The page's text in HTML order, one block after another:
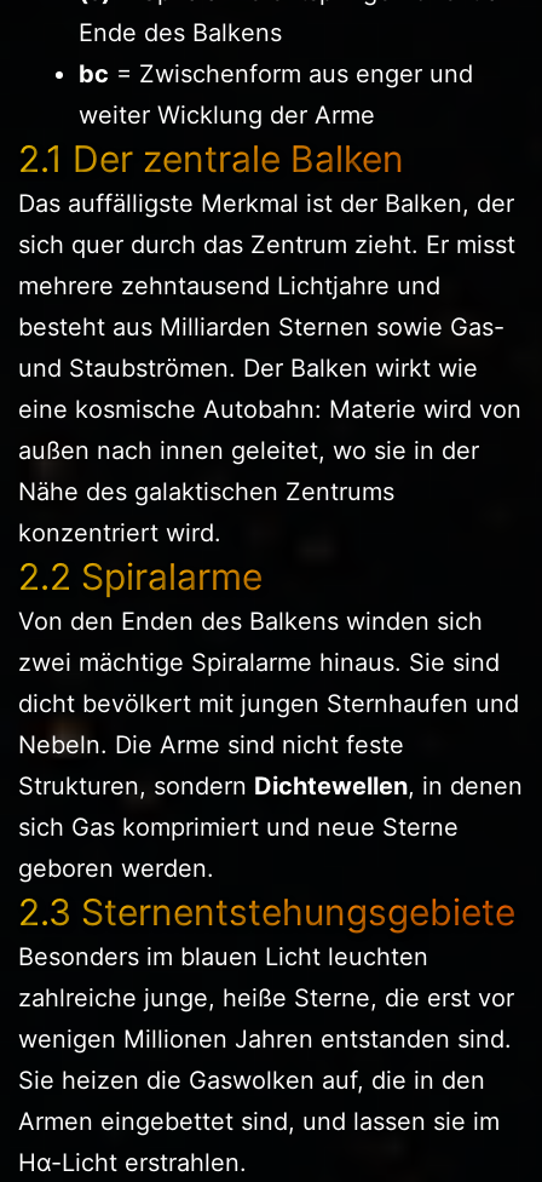
Ende des Balkens
bc = Zwischenform aus enger und
weiter Wicklung der Arme
2.1 Der zentrale Balken
Das auffälligste Merkmal ist der Balken, der
sich quer durch das Zentrum zieht. Er misst
mehrere zehntausend Lichtjahre und
besteht aus Milliarden Sternen sowie Gas-
und Staubströmen. Der Balken wirkt wie
eine kosmische Autobahn: Materie wird von
außen nach innen geleitet, wo sie in der
Nähe des galaktischen Zentrums
konzentriert wird.
2.2 Spiralarme
Von den Enden des Balkens winden sich
zwei mächtige Spiralarme hinaus. Sie sind
dicht bevölkert mit jungen Sternhaufen und
Nebeln. Die Arme sind nicht feste
Strukturen, sondern Dichtewellen, in denen
sich Gas komprimiert und neue Sterne
geboren werden.
2.3 Sternentstehungsgebiete
Besonders im blauen Licht leuchten
zahlreiche junge, heiße Sterne, die erst vor
wenigen Millionen Jahren entstanden sind.
Sie heizen die Gaswolken auf, die in den
Armen eingebettet sind, und lassen sie im
Hα-Licht erstrahlen.